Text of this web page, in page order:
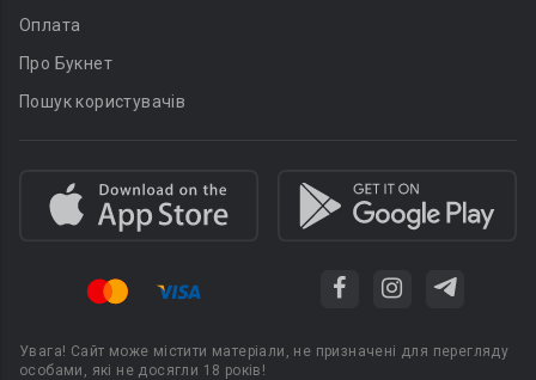
Оплата
Про Букнет
Пошук користувачів
Увага! Сайт може містити матеріали, не призначені для перегляду
особами, які не досягли 18 років!